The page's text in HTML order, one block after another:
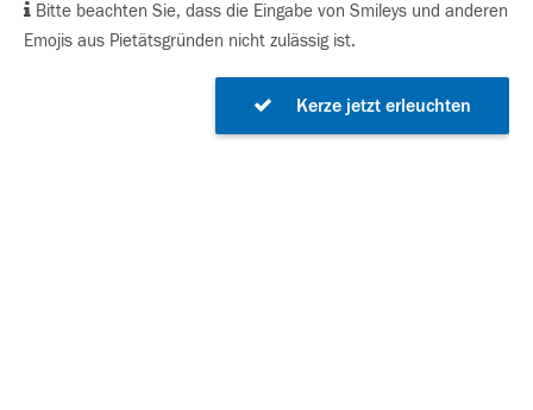
Bitte beachten Sie, dass die Eingabe von Smileys und anderen
Emojis aus Pietätsgründen nicht zulässig ist.
Kerze jetzt erleuchten